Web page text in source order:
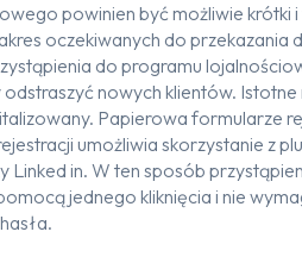
powinien być możliwie krótki
oczekiwanych do przekazania
do programu
nowych klientów.
Papierowa formularze
umożliwia skorzystanie z
in. W ten sposób
jednego kliknięcia i nie